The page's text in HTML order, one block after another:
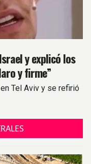
y explicó los
y firme”
Tel Aviv y se refirió